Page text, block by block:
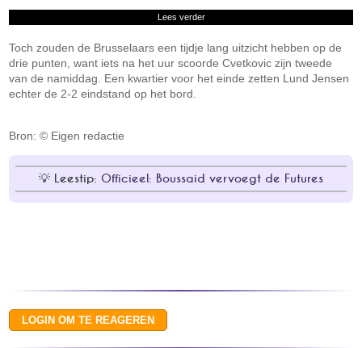
Lees verder
Toch zouden de Brusselaars een tijdje lang uitzicht hebben op de
drie punten, want iets na het uur scoorde Cvetkovic zijn tweede
van de namiddag. Een kwartier voor het einde zetten Lund Jensen
echter de 2-2 eindstand op het bord.
Bron: © Eigen redactie
Leestip: Officieel: Boussaid vervoegt de Futures